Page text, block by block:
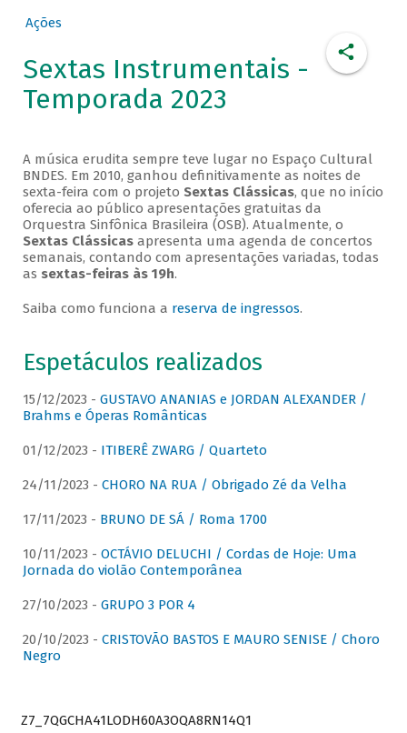
Ações
Sextas Instrumentais -
Temporada 2023
A música erudita sempre teve lugar no Espaço Cultural
BNDES. Em 2010, ganhou definitivamente as noites de
sexta-feira com o projeto Sextas Clássicas, que no início
oferecia ao público apresentações gratuitas da
Orquestra Sinfônica Brasileira (OSB). Atualmente, o
Sextas Clássicasapresenta uma agenda de concertos
semanais, contando com apresentações variadas, todas
as sextas-feiras às 19h.
Saiba como funciona a reserva de ingressos.
Espetáculos realizados
15/12/2023 - GUSTAVO ANANIAS e JORDAN ALEXANDER /
Brahms e Óperas Românticas
01/12/2023 - ITIBERÊ ZWARG / Quarteto
24/11/2023 - CHORO NA RUA / Obrigado Zé da Velha
17/11/2023 - BRUNO DE SÁ / Roma 1700
10/11/2023 - OCTÁVIO DELUCHI / Cordas de Hoje: Uma
Jornada do violão Contemporânea
27/10/2023 - GRUPO 3 POR 4
20/10/2023 - CRISTOVÃO BASTOS E MAURO SENISE / Choro
Negro
Z7_7QGCHA41LODH60A3OQA8RN14Q1